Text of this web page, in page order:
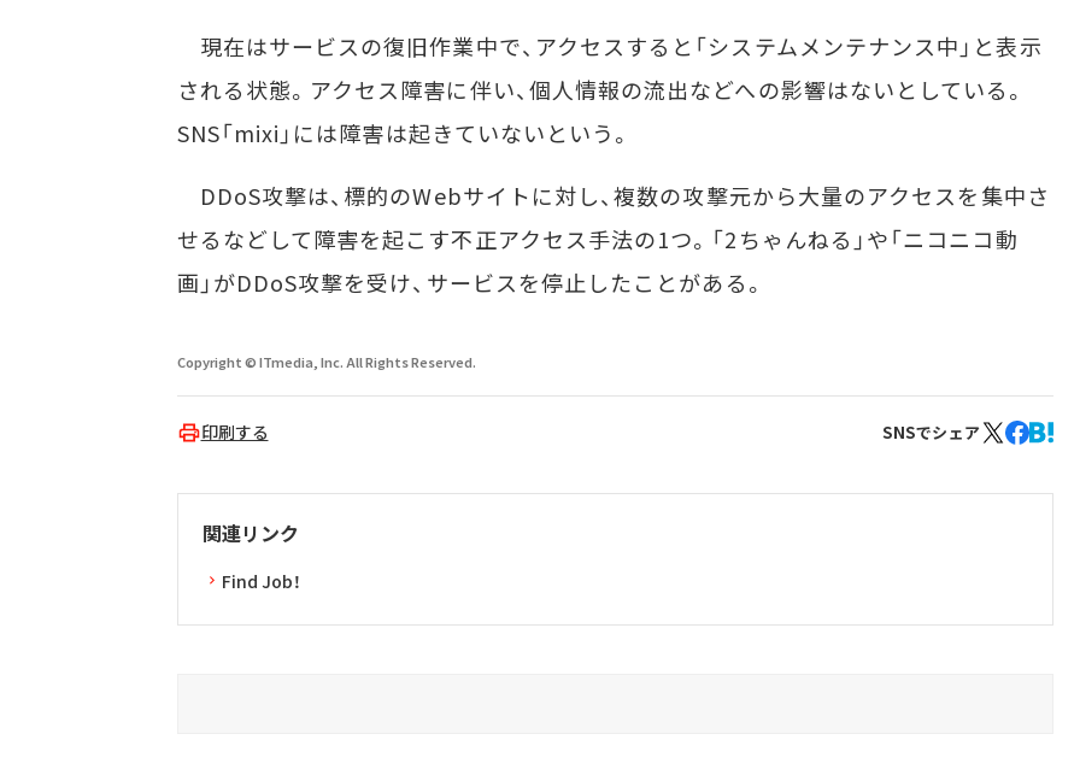
現在はサービスの復旧作業中で、アクセスすると「システムメンテナンス中」と表示
される状態。アクセス障害に伴い、個人情報の流出などへの影響はないとしている。
SNS「mixi」には障害は起きていないという。
DDoS攻撃は、標的のWebサイトに対し、複数の攻撃元から大量のアクセスを集中さ
せるなどして障害を起こす不正アクセス手法の1つ。「2ちゃんねる」や「ニコニコ動
画」がDDoS攻撃を受け、サービスを停止したことがある。
Copyright © ITmedia, Inc. All Rights Reserved.
印刷する SNSでシェア
関連リンク
Find Job！